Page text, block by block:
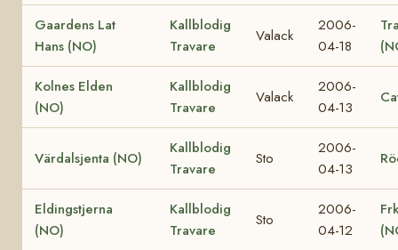
Gaardens Lat
Hans (NO)
Kallblodig
Travare
Valack
2006-
04-18
Kolnes Elden
(NO)
Kallblodig
Travare
Valack
2006-
04-13
Värdalsjenta (NO)
Kallblodig
Travare
Sto
2006-
04-13
Eldingstjerna
(NO)
Kallblodig
Travare
Sto
2006-
04-12